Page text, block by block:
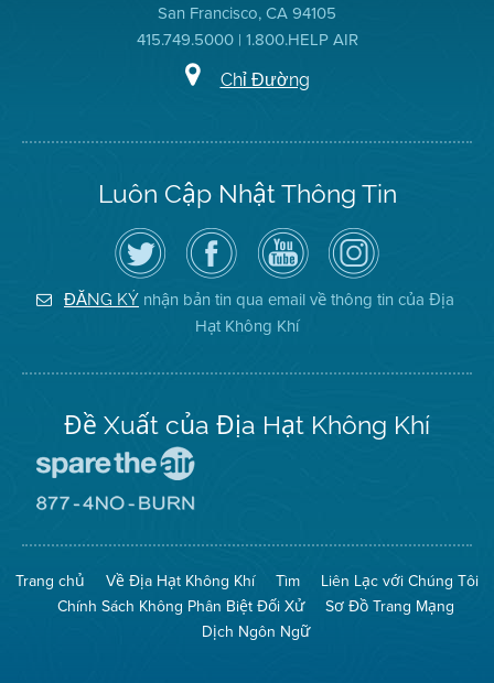
San Francisco, CA 94105
415.749.5000 | 1.800.HELP AIR
Chỉ Đường
Luôn Cập Nhật Thông Tin
Hãy
theo
dõi
Địa
Hạt
Không
Truy
cập
Trang
Facebook
của
Địa
Hạt
Kênh
YouTube
của
Địa
Hạt
Không
Khí
Air
District
on
Instagram
ĐĂNG KÝ nhận bản tin qua email về thông tin của Địa
Hạt Không Khí
Đề Xuất của Địa Hạt Không Khí
The
(Bảo
Toàn
Không
Khí)
Mạng
No
Burn
(Không
Đốt)
Trang chủ Về Địa Hạt Không Khí Tìm
Liên Lạc với Chúng Tôi
Chính Sách Không Phân Biệt Đối Xử
Sơ Đồ Trang Mạng
Dịch Ngôn Ngữ